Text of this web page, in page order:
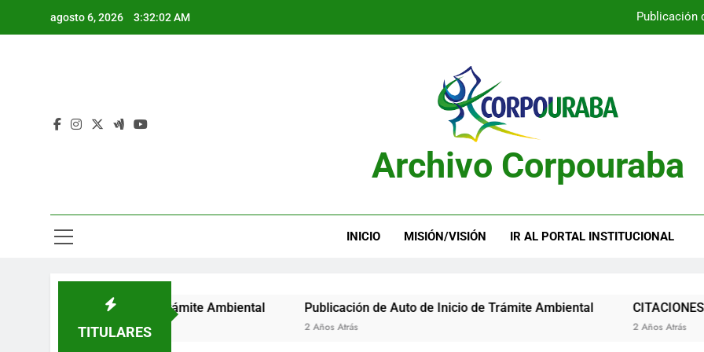
agosto 6, 2026 3:32:03 AM Publicación
Publicación
Archivo Corpouraba
INICIO MISIÓN/VISIÓN IR AL PORTAL INSTITUCIONAL
TITULARES
Auto de Inicio de Trámite Ambiental Publicación de Auto de Inicio de Trámite Ambiental
2 Años Atrás
CITACIONES
2 Años Atrás